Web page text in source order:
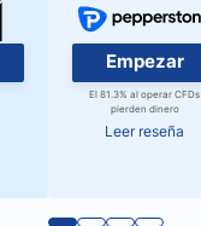
Empezar
El 81.3% al operar CFDs
pierden dinero
Leer reseña